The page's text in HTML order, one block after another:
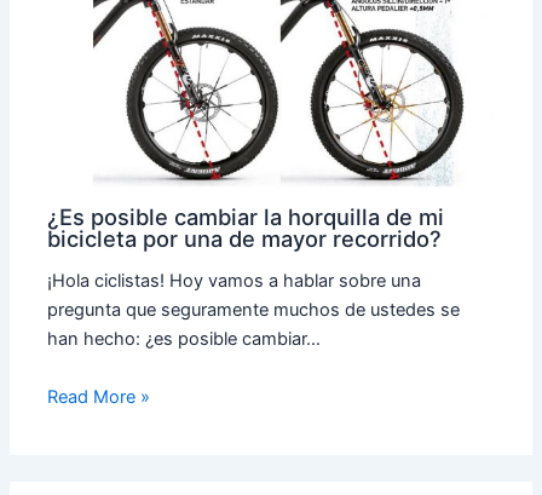
¿Es posible cambiar la horquilla de mi
bicicleta por una de mayor recorrido?
¡Hola ciclistas! Hoy vamos a hablar sobre una
pregunta que seguramente muchos de ustedes se
han hecho: ¿es posible cambiar…
Read More »